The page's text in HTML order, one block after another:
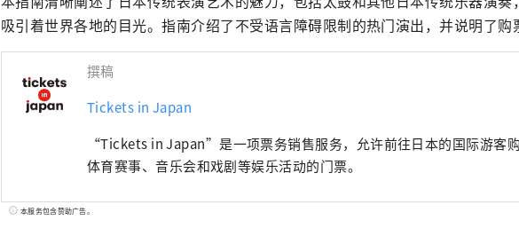
吸引着世界各地的目光。指南介绍了不受语言障碍限制的热门演出，并说明了购
撰稿
Tickets in Japan
“Tickets in Japan”是一项票务销售服务，允许前往日本的国际游客
体育赛事、音乐会和戏剧等娱乐活动的门票。
本服务包含赞助广告。